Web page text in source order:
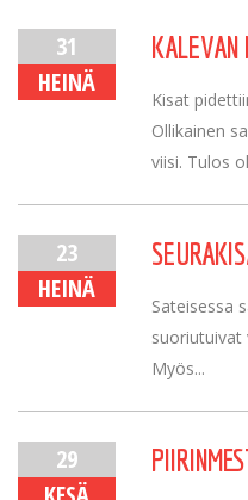
31
HEINÄ
Kisat
Ollikainen
viisi. Tulos
23
HEINÄ
Sateisessa
suoriutuivat
Myös...
29